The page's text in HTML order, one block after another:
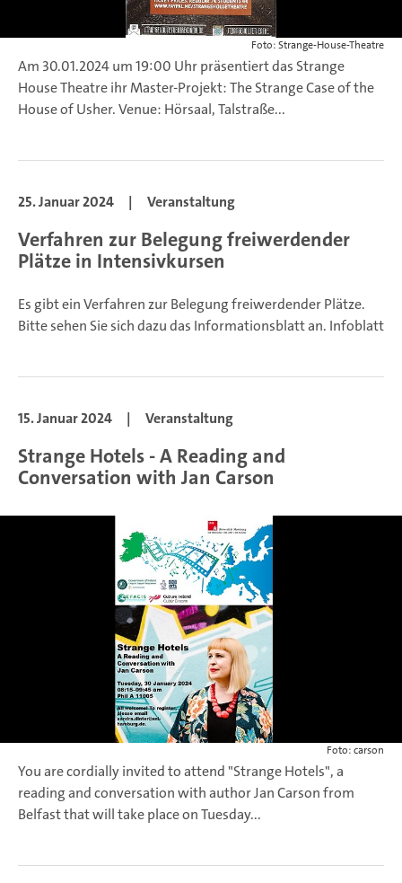
Foto: Strange-House-Theatre
Am 30.01.2024 um 19:00 Uhr präsentiert das Strange
House Theatre ihr Master-Projekt: The Strange Case of the
House of Usher. Venue: Hörsaal, Talstraße...
25. Januar 2024 | Veranstaltung
Verfahren zur Belegung freiwerdender
Plätze in Intensivkursen
Es gibt ein Verfahren zur Belegung freiwerdender Plätze.
Bitte sehen Sie sich dazu das Informationsblatt an. Infoblatt
15. Januar 2024 | Veranstaltung
Strange Hotels - A Reading and
Conversation with Jan Carson
Foto: carson
You are cordially invited to attend "Strange Hotels", a
reading and conversation with author Jan Carson from
Belfast that will take place on Tuesday...